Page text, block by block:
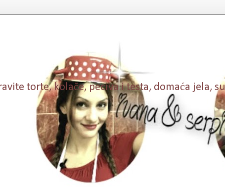
torte, kolače, peciva i testa, domaća jela,